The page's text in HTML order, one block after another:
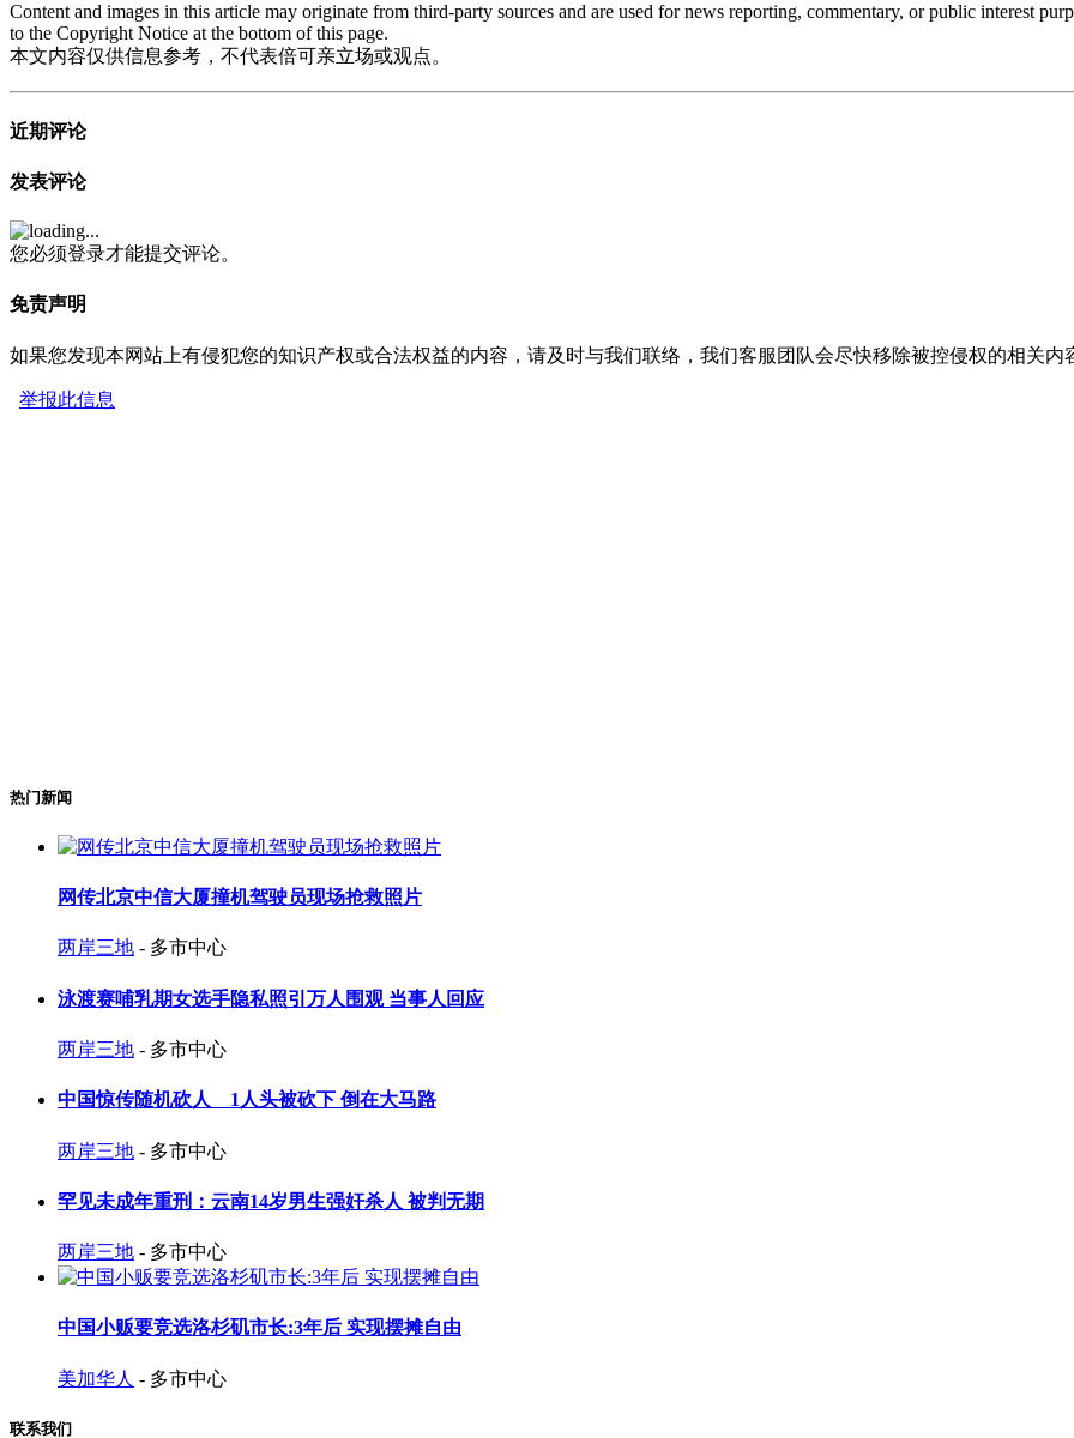
Content and images in this article may originate from third-party sources and are used for news reporting, commentary, or public interest
to the Copyright Notice at the bottom of this page.
本文内容仅供信息参考，不代表倍可亲立场或观点。
近期评论
发表评论
您必须登录才能提交评论。
免责声明
如果您发现本网站上有侵犯您的知识产权或合法权益的内容，请及时与我们联络，我们客服团队会尽快移除被控侵权的相关内
举报此信息
热门新闻
网传北京中信大厦撞机驾驶员现场抢救照片
两岸三地 - 多市中心
泳渡赛哺乳期女选手隐私照引万人围观 当事人回应
两岸三地 - 多市中心
中国惊传随机砍人 1人头被砍下 倒在大马路
两岸三地 - 多市中心
罕见未成年重刑：云南14岁男生强奸杀人 被判无期
两岸三地 - 多市中心
中国小贩要竞选洛杉矶市长:3年后 实现摆摊自由
美加华人 - 多市中心
联系我们